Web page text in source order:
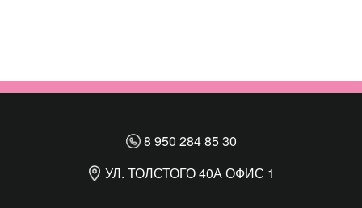
8 950 284 85 30
УЛ. ТОЛСТОГО 40А ОФИС 1